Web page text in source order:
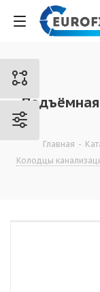
Главная -
Колодцы